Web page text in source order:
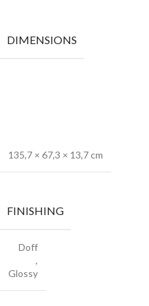
DIMENSIONS
135,7 × 67,3 × 13,7 cm
FINISHING
Doff
,
Glossy